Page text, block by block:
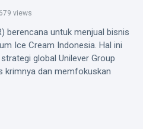
679 views
berencana untuk menjual bisnis
Ice Cream Indonesia. Hal ini
global Unilever Group
krimnya dan memfokuskan